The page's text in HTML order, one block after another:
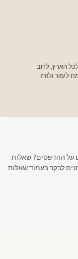
הארץ, לרוב
לעזור ולזרז
על ההדפסים? שאלות
לבקר בעמוד שאלות